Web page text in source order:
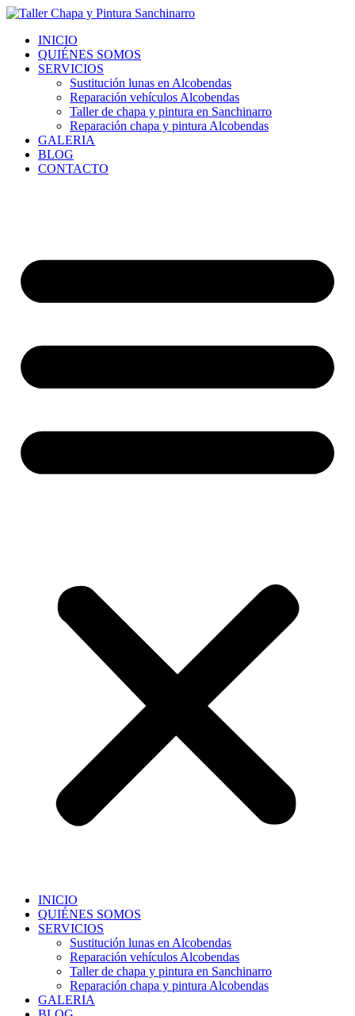
Ir
contenidoINICIO
QUIÉNES SOMOS
SERVICIOS
Sustitución lunas en Alcobendas
Reparación vehículos Alcobendas
Taller de chapa y pintura en Sanchinarro
Reparación chapa y pintura Alcobendas
GALERIA
BLOG
CONTACTO
INICIO
QUIÉNES SOMOS
SERVICIOS
Sustitución lunas en Alcobendas
Reparación vehículos Alcobendas
Taller de chapa y pintura en Sanchinarro
Reparación chapa y pintura Alcobendas
GALERIA